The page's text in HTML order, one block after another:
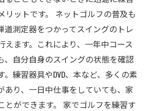
リットです。 ネットゴルフの普及も
道測定器をつかってスイングのトレ
えます。これにより、一年中コース
、自分自身のスイングの状態を確認
練習器具やDVD、本など、多くの素
あり、一日中仕事をしていても、家
とができます。 家でゴルフを練習す